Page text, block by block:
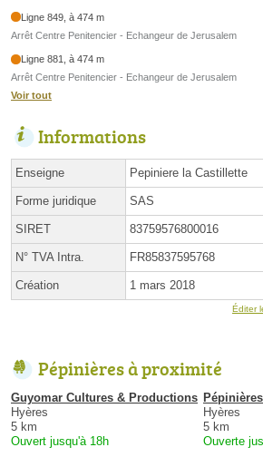
Ligne 849, à 474 m
Arrêt Centre Penitencier - Echangeur de Jerusalem
Ligne 881, à 474 m
Arrêt Centre Penitencier - Echangeur de Jerusalem
Voir tout
Informations
Enseigne Pepiniere la Castillette
Forme juridique SAS
SIRET 83759576800016
N° TVA Intra. FR85837595768
Création 1 mars 2018
Éditer
Pépinières à proximité
Guyomar Cultures & Productions
Hyères
5 km
Ouvert jusqu'à 18h
Hyères
5 km
Ouverte